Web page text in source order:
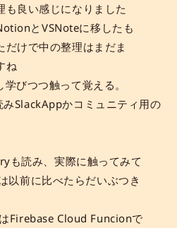
も良い感じになりました
とVSNoteに移したも
だけで中の整理はまだま
ね
びつつ触って覚える。
SlackAppかコミュニティ用の
も読み、実際に触ってみて
以前に比べたらだいぶつき
Firebase Cloud Funcionで